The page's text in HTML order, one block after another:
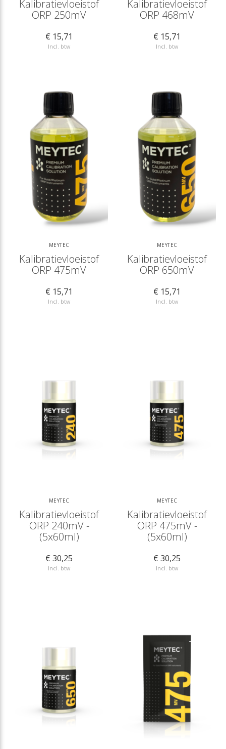
Kalibratievloeistof
ORP 250mV
€ 15,71
Incl. btw
Kalibratievloeistof
ORP 468mV
€ 15,71
Incl. btw
MEYTEC
Kalibratievloeistof
ORP 475mV
€ 15,71
Incl. btw
MEYTEC
Kalibratievloeistof
ORP 650mV
€ 15,71
Incl. btw
MEYTEC
Kalibratievloeistof
ORP 240mV -
(5x60ml)
€ 30,25
Incl. btw
MEYTEC
Kalibratievloeistof
ORP 475mV -
(5x60ml)
€ 30,25
Incl. btw